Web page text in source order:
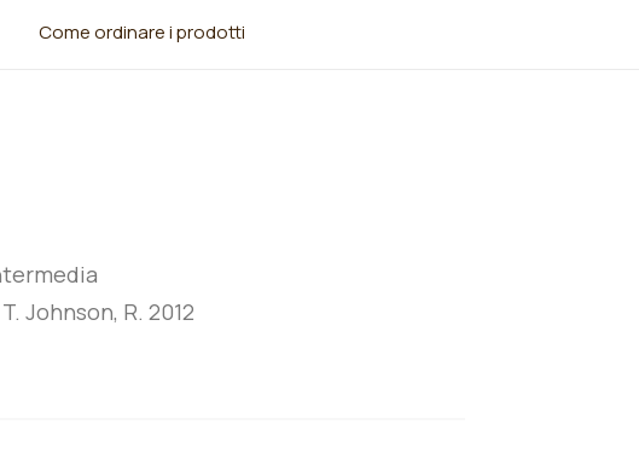
Come ordinare i prodotti
T. Johnson, R. 2012